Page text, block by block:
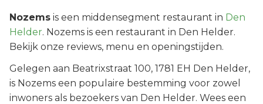
Nozems is een middensegment restaurant in Den
Helder. Nozems is een restaurant in Den Helder.
Bekijk onze reviews, menu en openingstijden.
Gelegen aan Beatrixstraat 100, 1781 EH Den Helder,
is Nozems een populaire bestemming voor zowel
inwoners als bezoekers van Den Helder. Wees een